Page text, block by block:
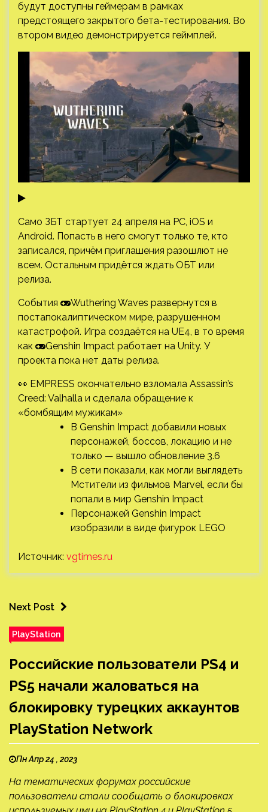
будут доступны геймерам в рамках
предстоящего закрытого бета-тестирования. Во
втором видео демонстрируется геймплей.
Само ЗБТ стартует 24 апреля на РС, iOS и
Android. Попасть в него смогут только те, кто
записался, причём приглашения разошлют не
всем. Остальным придётся ждать ОБТ или
релиза.
События
Wuthering Waves развернутся в
постапокалиптическом мире, разрушенном
катастрофой. Игра создаётся на UE4, в то время
как
Genshin Impact работает на Unity. У
проекта пока нет даты релиза.
👀 EMPRESS окончательно взломала Assassin’s
Creed: Valhalla и сделала обращение к
«бомбящим мужикам»
В Genshin Impact добавили новых
персонажей, боссов, локацию и не
только — вышло обновление 3.6
В сети показали, как могли выглядеть
Мстители из фильмов Marvel, если бы
попали в мир Genshin Impact
Персонажей Genshin Impact
изобразили в виде фигурок LEGO
Источник: vgtimes.ru
Next Post
PlayStation
Российские пользователи PS4 и
PS5 начали жаловаться на
блокировку турецких аккаунтов
PlayStation Network
Пн Апр 24 , 2023
На тематических форумах российские
пользователи стали сообщать о блокировках